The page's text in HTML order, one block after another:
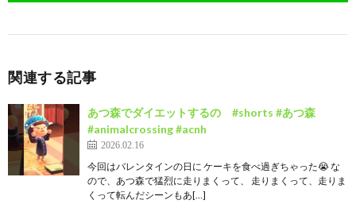
関連する記事
あつ森でダイエットするの #shorts #あつ森
#animalcrossing #acnh
2026.02.16
今回はバレンタインの日に ケーキを食べ過ぎちゃった😭 な
ので、あつ森で猛烈に走りまくって、 走りまくって、走りま
くって転んだシーンもあ[…]